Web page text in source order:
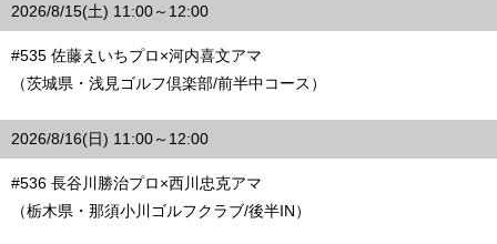
2026/8/15(土) 11:00～12:00
#535 佐藤えいちプロ×河内喜文アマ
（茨城県・浅見ゴルフ倶楽部/前半中コース）
2026/8/16(日) 11:00～12:00
#536 長谷川勝治プロ×西川忠克アマ
（栃木県・那須小川ゴルフクラブ/後半IN）